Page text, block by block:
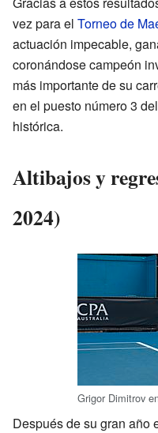
vez para el Torneo de
actuación impecable,
coronándose campeón
más importante de su
en el puesto número 3
histórica.
Altibajos y
2024)
Grigor Dimitrov
Después de su gran año